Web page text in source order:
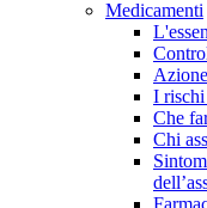
Medicamenti
I rischi
Che
Chi